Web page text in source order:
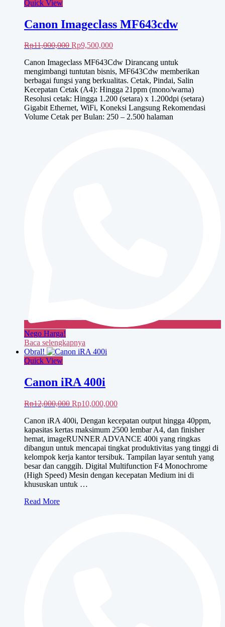
Quick View
Canon Imageclass MF643cdw
Rp11,000,000 Harga
adalah:
Rp11,000,000.
Rp9,500,000Harga
ini
adalah:
Rp9,500,000.
Canon Imageclass MF643Cdw Dirancang untuk
mengimbangi tuntutan bisnis, MF643Cdw memberikan
berbagai fungsi yang berkualitas. Cetak, Pindai, Salin
Kecepatan Cetak (A4): Hingga 21ppm (mono/warna)
Resolusi cetak: Hingga 1.200 (setara) x 1.200dpi (setara)
Gigabit Ethernet, WiFi, Koneksi Langsung Rekomendasi
Volume Cetak per Bulan: 250 – 2.500 halaman
Nego Harga!
Baca selengkapnya
Obral!
Quick View
Canon iRA 400i
Rp12,000,000 Harga
adalah:
Rp12,000,000.
Rp10,000,000Harga
ini
adalah:
Rp10,000,000.
Canon iRA 400i, Dengan kecepatan output hingga 40ppm,
kapasitas kertas maksimum 2500 lembar A4, dan finisher
hemat, imageRUNNER ADVANCE 400i yang ringkas
dibangun untuk mencapai tingkat produktivitas yang tinggi di
kelompok kerja kantor tersibuk. Tampilan layar sentuh yang
besar dan canggih. Digital Multifunction F4 Monochrome
(High Speed) Mesin dengan kecepatan Medium ini di
khususkan untuk …
Canon
Read More